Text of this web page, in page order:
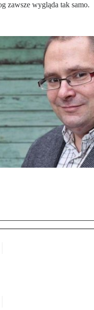
zawsze wygląda tak samo.